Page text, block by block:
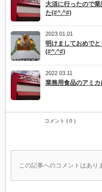
大須に行ったので
た(#^.^#)
2023 01.01
明けましておめで
(#^.^#)
2022 03.11
業務用食品のアミ
コメント ( 0 )
この記事へのコメントはあり